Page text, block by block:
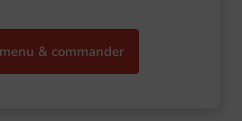
& commander